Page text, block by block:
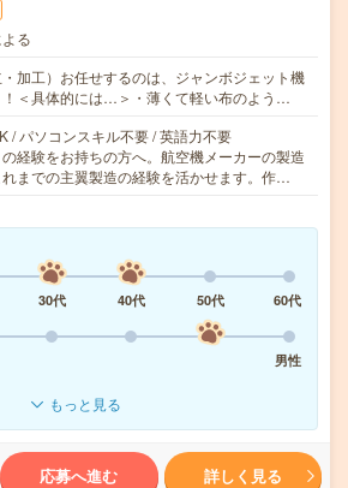
る
加工）お任せするのは、ジャンボジェット機
！＜具体的には…＞・薄くて軽い布のよう…
/ パソコンスキル不要 / 英語力不要
経験をお持ちの方へ。航空機メーカーの製造
までの主翼製造の経験を活かせます。作…
30代 40代 50代
60代
男性
もっと見る
応募へ進む 詳しく見る